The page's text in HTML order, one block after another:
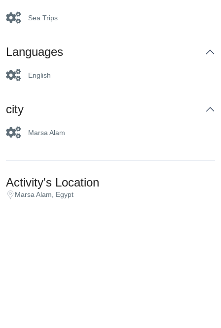
Sea Trips
Languages
English
city
Marsa Alam
Activity's Location
Marsa Alam, Egypt